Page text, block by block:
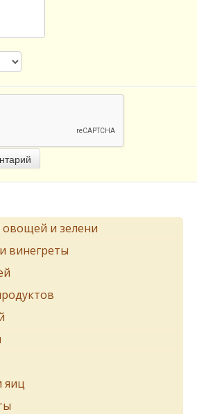
и зелени
винегреты
яиц